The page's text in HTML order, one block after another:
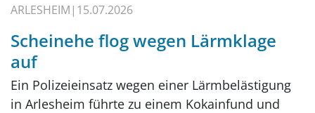
ARLESHEIM 15.07.2026
Scheinehe flog wegen Lärmklage
auf
Ein Polizeieinsatz wegen einer Lärmbelästigung
in Arlesheim führte zu einem Kokainfund und